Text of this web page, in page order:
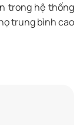
trong hệ thống
trung bình cao